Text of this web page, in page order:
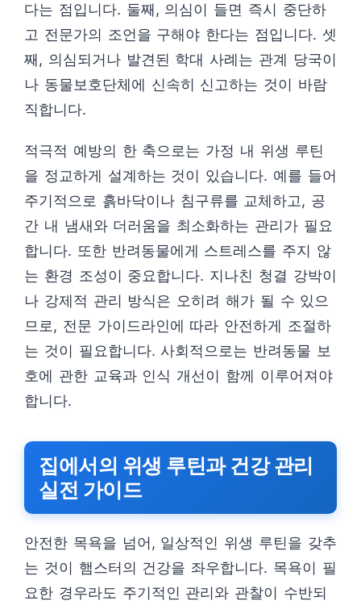
다는 점입니다. 둘째, 의심이 들면 즉시 중단하
고 전문가의 조언을 구해야 한다는 점입니다. 셋
째, 의심되거나 발견된 학대 사례는 관계 당국이
나 동물보호단체에 신속히 신고하는 것이 바람
직합니다.
적극적 예방의 한 축으로는 가정 내 위생 루틴
을 정교하게 설계하는 것이 있습니다. 예를 들어
주기적으로 흙바닥이나 침구류를 교체하고, 공
간 내 냄새와 더러움을 최소화하는 관리가 필요
합니다. 또한 반려동물에게 스트레스를 주지 않
는 환경 조성이 중요합니다. 지나친 청결 강박이
나 강제적 관리 방식은 오히려 해가 될 수 있으
므로, 전문 가이드라인에 따라 안전하게 조절하
는 것이 필요합니다. 사회적으로는 반려동물 보
호에 관한 교육과 인식 개선이 함께 이루어져야
합니다.
집에서의 위생 루틴과 건강 관리
실전 가이드
안전한 목욕을 넘어, 일상적인 위생 루틴을 갖추
는 것이 햄스터의 건강을 좌우합니다. 목욕이 필
요한 경우라도 주기적인 관리와 관찰이 수반되